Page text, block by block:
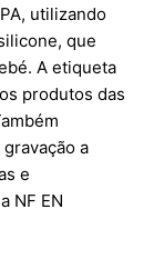
utilizando
que
A etiqueta
produtos das
a
e
NF EN